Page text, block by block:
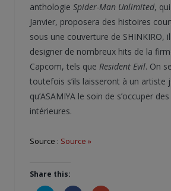
anthologie Spider-Man Unlimited,
Janvier, proposera des histoires
sous une couverture de SHINKIRO,
designer de nombreux hits de la
Capcom, tels que Resident Evil. On
toutefois s’ils laisseront à un artiste
qu’ASAMIYA le soin de s’occuper
intérieures.
Source : Source »
Share this: